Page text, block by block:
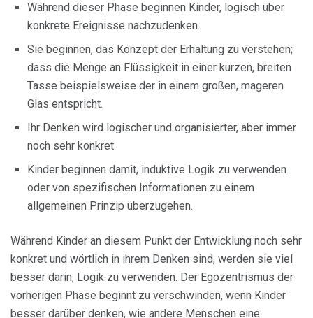
Während dieser Phase beginnen Kinder, logisch über
konkrete Ereignisse nachzudenken.
Sie beginnen, das Konzept der Erhaltung zu verstehen;
dass die Menge an Flüssigkeit in einer kurzen, breiten
Tasse beispielsweise der in einem großen, mageren
Glas entspricht.
Ihr Denken wird logischer und organisierter, aber immer
noch sehr konkret.
Kinder beginnen damit, induktive Logik zu verwenden
oder von spezifischen Informationen zu einem
allgemeinen Prinzip überzugehen.
Während Kinder an diesem Punkt der Entwicklung noch sehr
konkret und wörtlich in ihrem Denken sind, werden sie viel
besser darin, Logik zu verwenden. Der Egozentrismus der
vorherigen Phase beginnt zu verschwinden, wenn Kinder
besser darüber denken, wie andere Menschen eine